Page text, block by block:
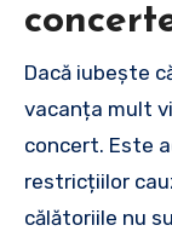
Dacă iubește
vacanța mult
concert. Este
restricțiilor
călătoriile nu